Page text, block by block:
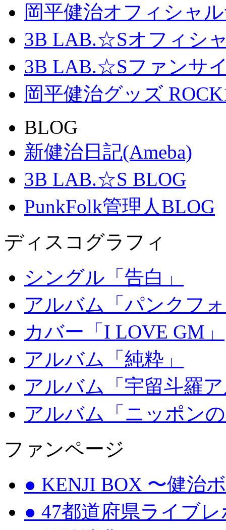
岡平健治オフィシャ
3B LAB.☆Sオフィシ
3B LAB.☆Sファンサイ
岡平健治グッズ
BLOG
新健治日記(Ameba)
3B LAB.☆S BLOG
PunkFolk管理人BLOG
ディスコグラフィ
シングル「告白」
アルバム「パンクフ
カバー「I LOVE GM」
アルバム「純粋」
アルバム「宇留斗羅
アルバム「ニッポン
ファンページ
● KENJI BOX 〜健治
● 47都道府県ライブ